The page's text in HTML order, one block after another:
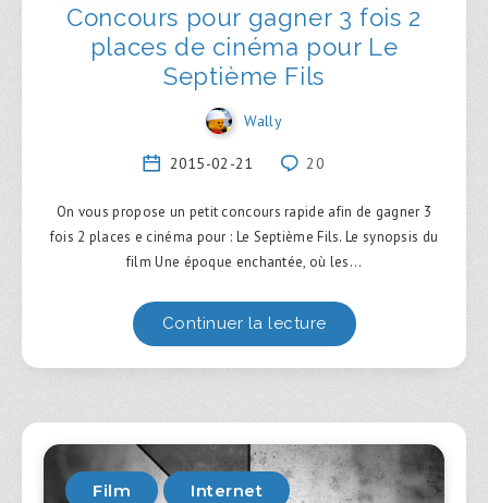
Concours pour gagner 3 fois 2
places de cinéma pour Le
Septième Fils
Wally
2015-02-21 20
On vous propose un petit concours rapide afin de gagner 3
fois 2 places e cinéma pour : Le Septième Fils. Le synopsis du
film Une époque enchantée, où les…
Continuer la lecture
Film Internet